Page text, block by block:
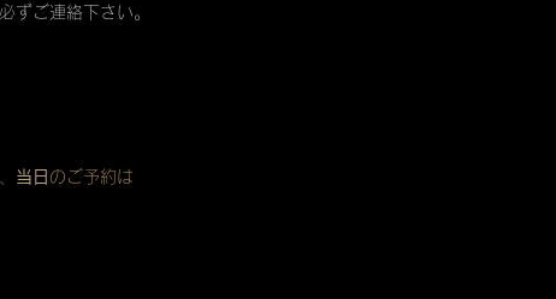
ずご連絡下さい。
当日 のご予約は